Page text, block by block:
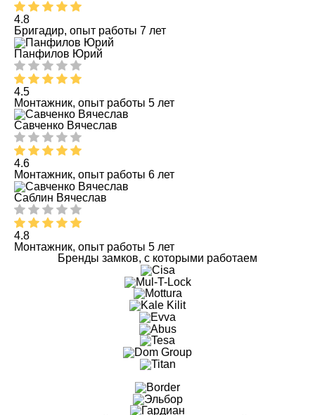
4.8
Бригадир, опыт работы 7 лет
Панфилов Юрий
4.5
Монтажник, опыт работы 5 лет
Савченко Вячеслав
4.6
Монтажник, опыт работы 6 лет
Саблин Вячеслав
4.8
Монтажник, опыт работы 5 лет
Бренды замков, с которыми работаем